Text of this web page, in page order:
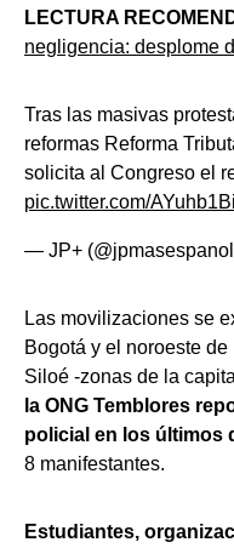
LECTURA
negligencia: desplome
Tras las masivas
reformas Reforma
solicita al Congreso el
pic.twitter.com/
— JP+
Las movilizaciones se
Bogotá y el noroeste
Siloé -zonas de la
la ONG Temblores
policial en los últimos
8 manifestantes.
Estudiantes,